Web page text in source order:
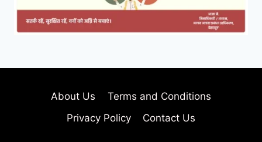
About Us
Terms and Conditions
Privacy Policy
Contact Us